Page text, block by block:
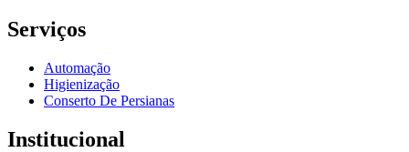
Serviços
Automação
Higienização
Conserto De Persianas
Institucional